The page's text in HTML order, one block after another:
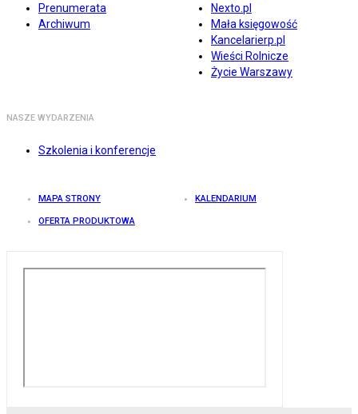
Prenumerata
Archiwum
Nexto.pl
Mała księgowość
Kancelarierp.pl
Wieści Rolnicze
Życie Warszawy
NASZE WYDARZENIA
Szkolenia i konferencje
MAPA STRONY KALENDARIUM
OFERTA PRODUKTOWA